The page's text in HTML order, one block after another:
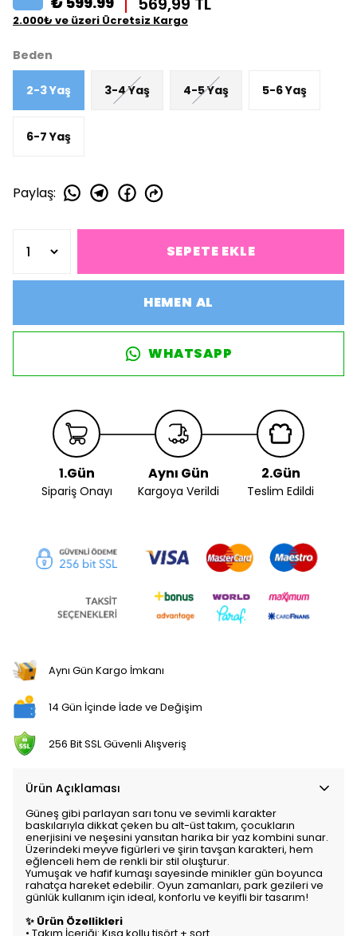
2.000₺ ve üzeri Ücretsiz Kargo
Beden
2-3 Yaş 3-4 Yaş 4-5 Yaş 5-6 Yaş
6-7 Yaş
Paylaş:
SEPETE EKLE
HEMEN AL
WHATSAPP
1.Gün
Sipariş Onayı
Aynı Gün
Kargoya Verildi
2.Gün
Teslim Edildi
Aynı Gün Kargo İmkanı
14 Gün İçinde İade ve Değişim
256 Bit SSL Güvenli Alışveriş
Ürün Açıklaması
Güneş gibi parlayan sarı tonu ve sevimli karakter
baskılarıyla dikkat çeken bu alt-üst takım, çocukların
enerjisini ve neşesini yansıtan harika bir yaz kombini sunar.
Üzerindeki meyve figürleri ve şirin tavşan karakteri, hem
eğlenceli hem de renkli bir stil oluşturur.
Yumuşak ve hafif kumaşı sayesinde minikler gün boyunca
rahatça hareket edebilir. Oyun zamanları, park gezileri ve
günlük kullanım için ideal, konforlu ve keyifli bir tasarım!
✨ Ürün Özellikleri